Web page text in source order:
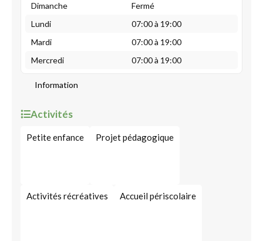
Dimanche
Fermé
Lundi
07:00 à 19:00
Mardi
07:00 à 19:00
Mercredi
07:00 à 19:00
Information
Activités
Petite enfance Projet pédagogique
Activités récréatives Accueil périscolaire